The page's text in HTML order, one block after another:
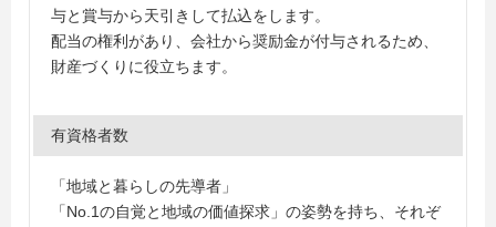
与と賞与から天引きして払込をします。
配当の権利があり、会社から奨励金が付与されるため、
財産づくりに役立ちます。
有資格者数
「地域と暮らしの先導者」
「No.1の自覚と地域の価値探求」の姿勢を持ち、それぞ